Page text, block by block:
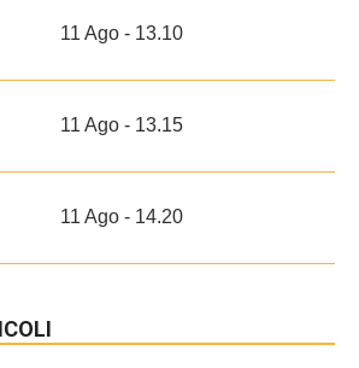
11 Ago - 13.10
11 Ago - 13.15
11 Ago - 14.20